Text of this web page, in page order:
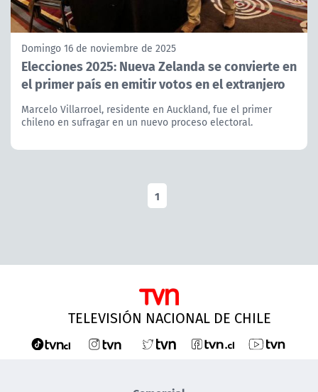
Domingo 16 de noviembre de 2025
Elecciones 2025: Nueva Zelanda se convierte en
el primer país en emitir votos en el extranjero
Marcelo Villarroel, residente en Auckland, fue el primer
chileno en sufragar en un nuevo proceso electoral.
1
TELEVISIÓN NACIONAL DE CHILE